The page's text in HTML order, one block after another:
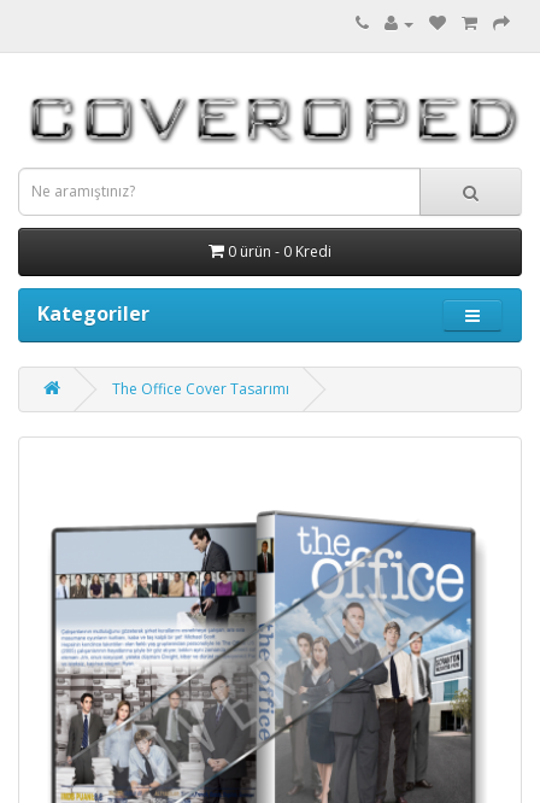
0 ürün - 0 Kredi
Kategoriler
The Office Cover Tasarımı